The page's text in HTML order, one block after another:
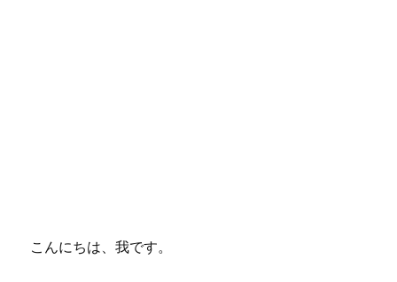
こんにちは、我です。